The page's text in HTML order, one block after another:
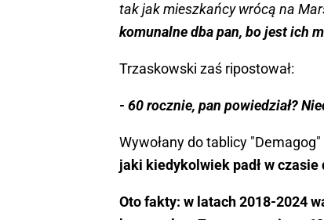
tak jak mieszkańcy wrócą na
komunalne dba pan, bo jest ich
Trzaskowski zaś ripostował:
- 60 rocznie, pan powiedział?
Wywołany do tablicy
jaki kiedykolwiek padł w
Oto fakty: w latach 2018-2024